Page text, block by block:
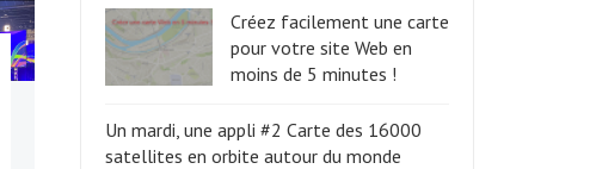
Créez facilement une carte
pour votre site Web en
moins de 5 minutes !
Un mardi, une appli #2 Carte des 16000
satellites en orbite autour du monde